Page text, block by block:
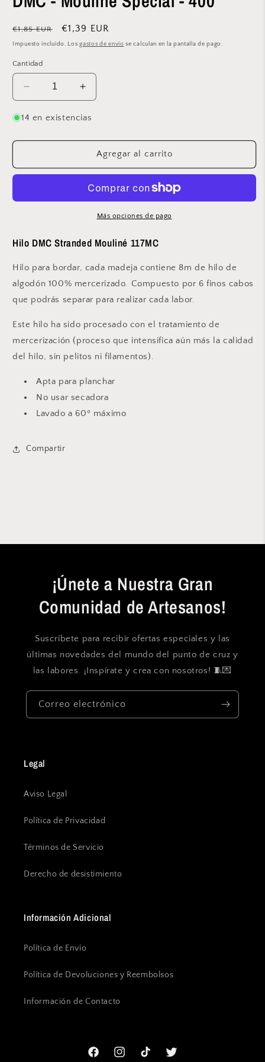
modal
Precio
habitual
€1,85 EUR
Precio
de
€1,39 EUR
Impuesto incluido. Losgastos de envío se calculan en la pantalla de pago.
Cantidad
Reducir
cantidad
para
-
Spécial
Aumentar
cantidad
para
-
Mouliné
Spécial
400
14 en existencias
Agregar al carrito
Más opciones de pago
Hilo DMC Stranded Mouliné 117MC
Hilo para bordar, cada madeja contiene 8m de hilo de
algodón 100% mercerizado. Compuesto por 6 finos cabos
que podrás separar para realizar cada labor.
Este hilo ha sido procesado con el tratamiento de
mercerización (proceso que intensifica aún más la calidad
del hilo, sin pelitos ni filamentos).
Apta para planchar
No usar secadora
Lavado a 60º máximo
Compartir
¡Únete a Nuestra Gran
Comunidad de Artesanos!
Suscríbete para recibir ofertas especiales y las
últimas novedades del mundo del punto de cruz y
las labores. ¡Inspírate y crea con nosotros! 🧵💌
Correo electrónico
Legal
Aviso Legal
Política de Privacidad
Términos de Servicio
Derecho de desistimiento
Información Adicional
Política de Envío
Política de Devoluciones y Reembolsos
Información de Contacto
FacebookInstagramTikTok Twitter